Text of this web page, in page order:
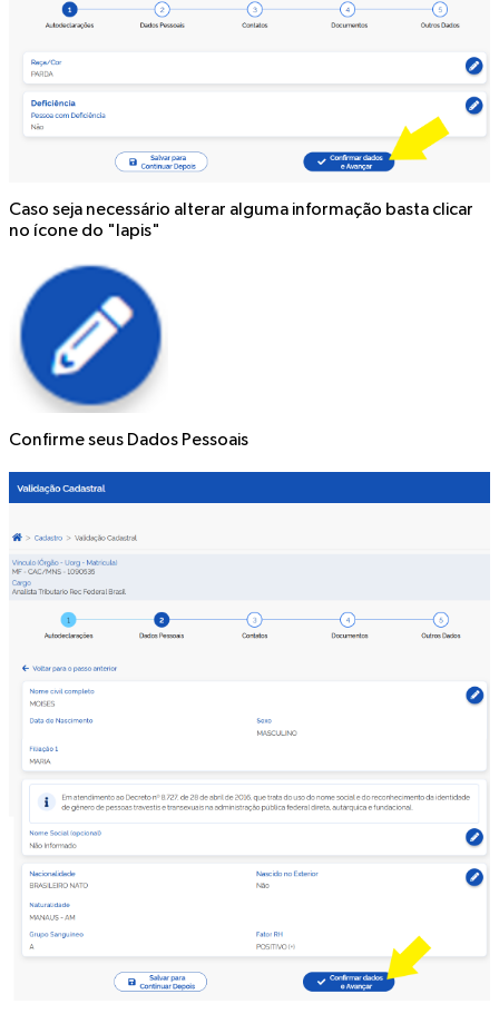
Caso seja necessário alterar alguma informação basta clicar
no ícone do "lapis"
Confirme seus Dados Pessoais